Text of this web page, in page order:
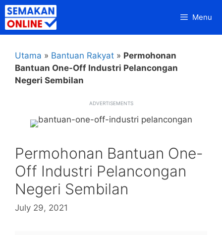
Skip
to
content
Menu
Utama » Bantuan Rakyat » Permohonan
Bantuan One-Off Industri Pelancongan
Negeri Sembilan
ADVERTISEMENTS
Permohonan Bantuan One-
Off Industri Pelancongan
Negeri Sembilan
July 29, 2021